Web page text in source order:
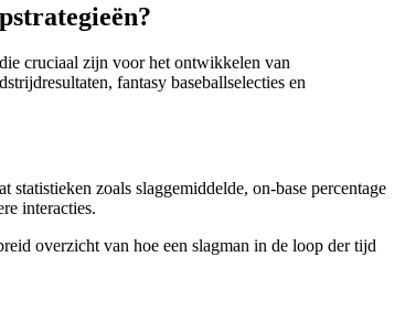
cruciaal zijn voor het ontwikkelen van
fantasy baseballselecties en
statistieken zoals slaggemiddelde, on-base percentage
interacties.
overzicht van hoe een slagman in de loop der tijd